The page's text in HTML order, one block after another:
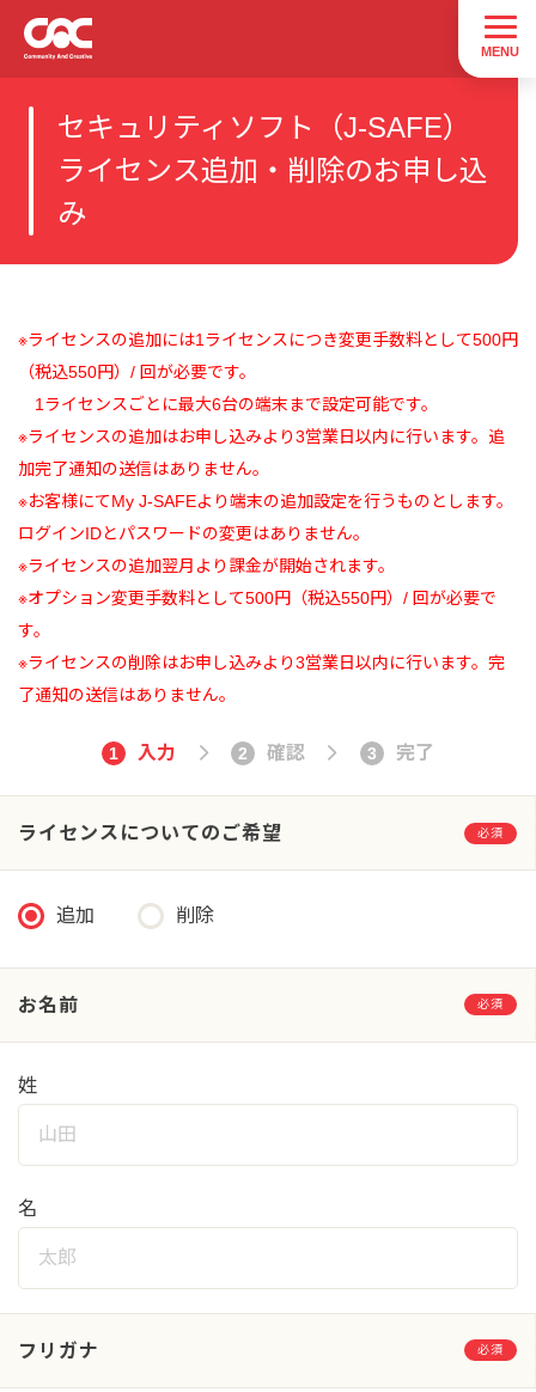
セキュリティソフト（J-SAFE）
ライセンス追加・削除のお申し込
み
※ライセンスの追加には1ライセンスにつき変更手数料として500円
（税込550円）/ 回が必要です。
1ライセンスごとに最大6台の端末まで設定可能です。
※ライセンスの追加はお申し込みより3営業日以内に行います。追
加完了通知の送信はありません。
※お客様にてMy J-SAFEより端末の追加設定を行うものとします。
ログインIDとパスワードの変更はありません。
※ライセンスの追加翌月より課金が開始されます。
※オプション変更手数料として500円（税込550円）/ 回が必要で
す。
※ライセンスの削除はお申し込みより3営業日以内に行います。完
了通知の送信はありません。
1 入力 2 確認 3 完了
ライセンスについてのご希望 必須
追加 削除
お名前 必須
姓
名
フリガナ 必須